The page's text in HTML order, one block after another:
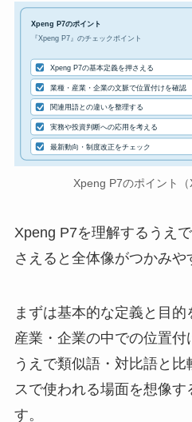
Xpeng P7のポイント
『Xpeng P7』のチェックポイント
Xpeng P7の基本定義を押さえる
業種・産業・企業の文脈で位置付けを確認
関連用語との違いを整理する
実務や投資判断への応用を考える
最新動向・制度改正をチェック
Xpeng P7のポイント
Xpeng P7を理解するうえ
さえると全体像がつかみや
まずは基本的な定義と目的
産業・企業の中での位置
うえで類似語・対比語と
スで使われる場面を想像す
す。